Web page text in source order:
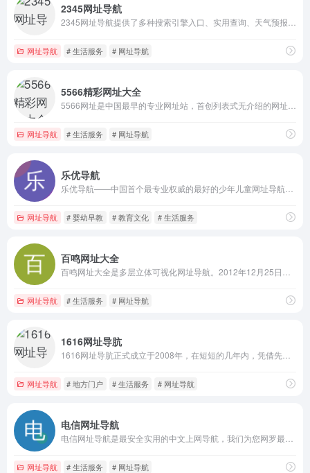
2345网址导航
网址导航 # 生活服务 # 网址导航
5566精彩网址大全
网址导航 # 生活服务 # 网址导航
乐优导航
网址导航 # 婴幼早教 # 教育文化 # 生活服务
百鸣网址大全
网址导航 # 生活服务 # 网址导航
1616网址导肮
网址导航 # 地方门户 # 生活服务 # 网址导航
电信网址导航
网址导航 # 生活服务 # 网址导航